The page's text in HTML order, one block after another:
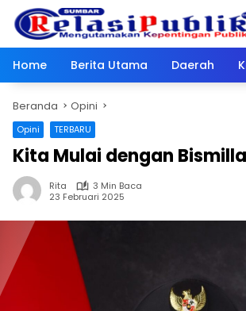
Langsung
konten
Home
Berita Utama Daerah
Beranda Opini
Opini TERBARU
Kita Mulai dengan
Rita
3 Min Baca
23 Februari 2025